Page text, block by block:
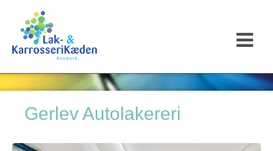
Gerlev Autolakereri